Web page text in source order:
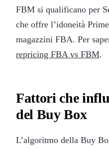
FBM si qualificano per
che offre l’idoneità
magazzini FBA. Per
repricing FBA vs FBM.
Fattori che
del Buy Box
L’algoritmo della Buy